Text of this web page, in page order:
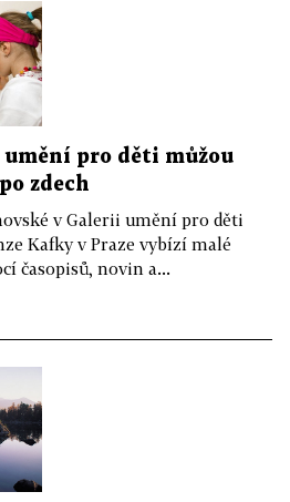
umění pro děti můžou
zdech
v Galerii umění pro děti
Kafky v Praze vybízí malé
časopisů, novin a...